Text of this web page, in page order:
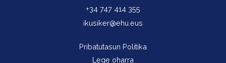
+34 747 414 355
ikusiker@ehu.eus
Pribatutasun Politika
Lege oharra